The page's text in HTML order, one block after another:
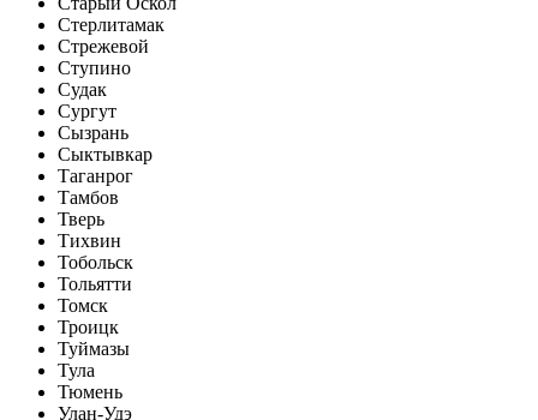
Стерлитамак
Стрежевой
Ступино
Судак
Сургут
Сызрань
Сыктывкар
Таганрог
Тамбов
Тверь
Тихвин
Тобольск
Тольятти
Томск
Троицк
Туймазы
Тула
Тюмень
Улан-Удэ